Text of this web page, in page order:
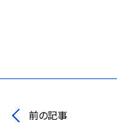
前の記事